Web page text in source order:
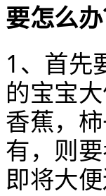
要怎么
1、首先
的宝宝
香蕉，
有，则
即将大